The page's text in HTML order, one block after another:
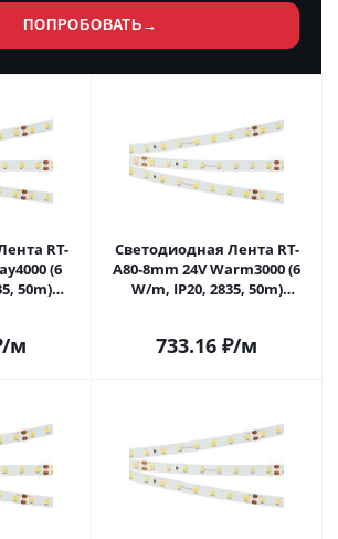
ПОПРОБОВАТЬ →
RT-
(6
50m)
/м
Светодиодная Лента RT-
A80-8mm 24V Warm3000 (6
W/m, IP20, 2835, 50m)
733.16 ₽/м